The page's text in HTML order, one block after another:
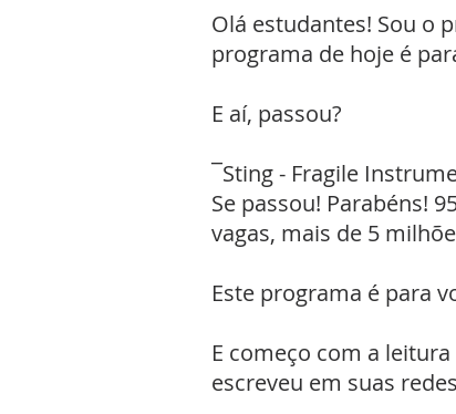
Olá estudantes! Sou o
programa de hoje é
E aí, passou?
¯Sting - Fragile
Se passou! Parabéns!
vagas, mais de 5
Este programa é para
E começo com a
escreveu em suas